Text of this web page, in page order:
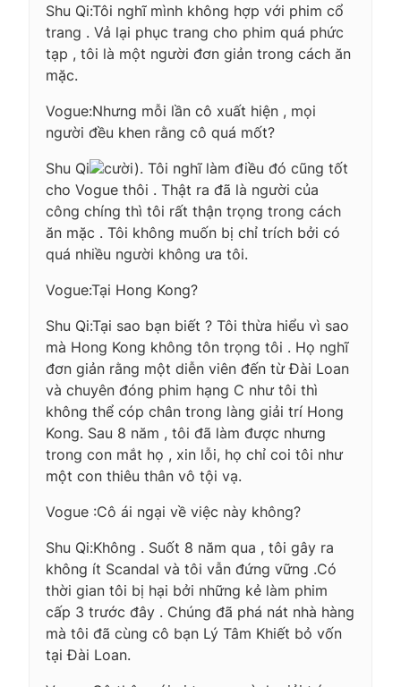
Shu Qi:Tôi nghĩ mình không hợp với phim cổ
trang . Vả lại phục trang cho phim quá phức
tạp , tôi là một người đơn giản trong cách ăn
mặc.
Vogue:Nhưng mỗi lần cô xuất hiện , mọi
người đều khen rằng cô quá mốt?
Shu Qi
cười). Tôi nghĩ làm điều đó cũng tốt
cho Vogue thôi . Thật ra đã là người của
công chíng thì tôi rất thận trọng trong cách
ăn mặc . Tôi không muốn bị chỉ trích bởi có
quá nhiều người không ưa tôi.
Vogue:Tại Hong Kong?
Shu Qi:Tại sao bạn biết ? Tôi thừa hiểu vì sao
mà Hong Kong không tôn trọng tôi . Họ nghĩ
đơn giản rằng một diễn viên đến từ Đài Loan
và chuyên đóng phim hạng C như tôi thì
không thể cóp chân trong làng giải trí Hong
Kong. Sau 8 năm , tôi đã làm được nhưng
trong con mắt họ , xin lỗi, họ chỉ coi tôi như
một con thiêu thân vô tội vạ.
Vogue :Cô ái ngại về việc này không?
Shu Qi:Không . Suốt 8 năm qua , tôi gây ra
không ít Scandal và tôi vẫn đứng vững .Có
thời gian tôi bị hại bởi những kẻ làm phim
cấp 3 trước đây . Chúng đã phá nát nhà hàng
mà tôi đã cùng cô bạn Lý Tâm Khiết bỏ vốn
tại Đài Loan.